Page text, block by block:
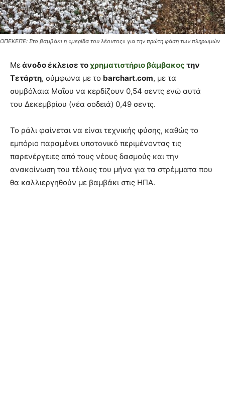
ΟΠΕΚΕΠΕ: Στο βαμβάκι η «μερίδα του λέοντος» για την πρώτη φάση των πληρωμών
Μεάνοδο έκλεισε τοχρηματιστήριο βάμβακος την
Τετάρτη, σύμφωνα με το barchart.com, με τα
συμβόλαια Μαΐου να κερδίζουν 0,54 σεντς ενώ αυτά
του Δεκεμβρίου (νέα σοδειά) 0,49 σεντς.
Το ράλι φαίνεται να είναι τεχνικής φύσης, καθώς το
εμπόριο παραμένει υποτονικό περιμένοντας τις
παρενέργειες από τους νέους δασμούς και την
ανακοίνωση του τέλους του μήνα για τα στρέμματα που
θα καλλιεργηθούν με βαμβάκι στις ΗΠΑ.